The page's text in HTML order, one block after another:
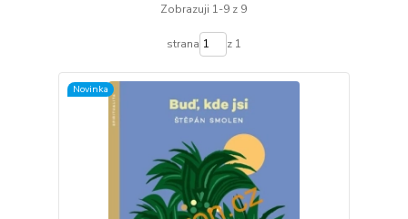
Zobrazuji 1-9 z 9
strana z 1
Novinka